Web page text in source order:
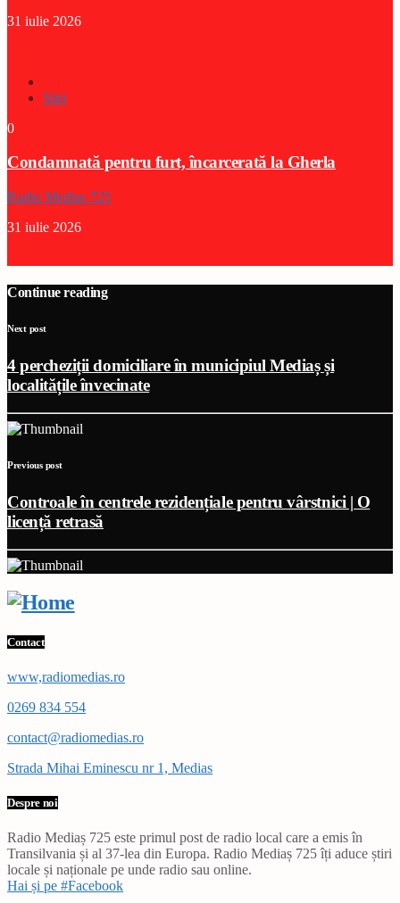
31 iulie 2026
Stiri
0
Condamnată pentru furt, încarcerată la Gherla
Radio Medias 725
31 iulie 2026
Continue reading
Next post
4 percheziții domiciliare în municipiul Mediaș și
localitățile învecinate
Previous post
Controale în centrele rezidențiale pentru vârstnici | O
licență retrasă
Contact
www,radiomedias.ro
0269 834 554
contact@radiomedias.ro
Strada Mihai Eminescu nr 1, Medias
Despre noi
Radio Mediaș 725 este primul post de radio local care a emis în
Transilvania și al 37-lea din Europa. Radio Mediaș 725 îți aduce știri
locale și naționale pe unde radio sau online.
Hai și pe #Facebook